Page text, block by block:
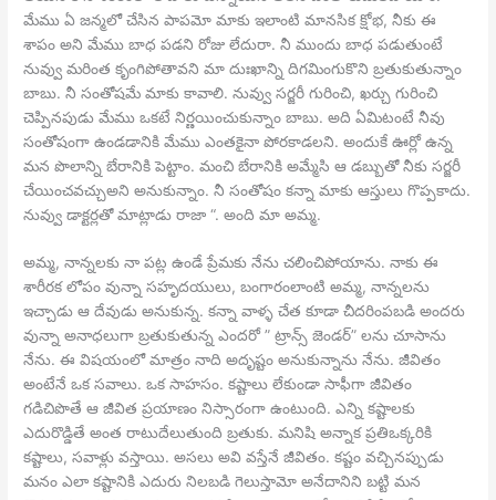
మేము ఏ జన్మలో చేసిన పాపమో మాకు ఇలాంటి మానసిక క్షోభ, నీకు ఈ
శాపం అని మేము బాధ పడని రోజు లేదురా. నీ ముందు బాధ పడుతుంటే
నువ్వు మరింత కృంగిపోతావని మా దుఃఖాన్ని దిగమింగుకొని బ్రతుకుతున్నాం
బాబు. నీ సంతోషమే మాకు కావాలి. నువ్వు సర్జరీ గురించి, ఖర్చు గురించి
చెప్పినపుడు మేము ఒకటే నిర్ణయించుకున్నాం బాబు. అది ఏమిటంటే నీవు
సంతోషంగా ఉండడానికి మేము ఎంతకైనా పోరకాడలని. అందుకే ఊర్లో ఉన్న
మన పొలాన్ని బేరానికి పెట్టాం. మంచి బేరానికి అమ్మేసి ఆ డబ్బుతో నీకు సర్జరీ
చేయించవచ్చుఅని అనుకున్నాం. నీ సంతోషం కన్నా మాకు ఆస్తులు గొప్పకాదు.
నువ్వు డాక్టర్లతో మాట్లాడు రాజా “. అంది మా అమ్మ.
అమ్మ, నాన్నలకు నా పట్ల ఉండే ప్రేమకు నేను చలించిపోయాను. నాకు ఈ
శారీరక లోపం వున్నా సహృదయులు, బంగారంలాంటి అమ్మ, నాన్నలను
ఇచ్చాడు ఆ దేవుడు అనుకున్న. కన్నా వాళ్ళ చేత కూడా చీదరింపబడి అందరు
వున్నా అనాధలుగా బ్రతుకుతున్న ఎందరో ” ట్రాన్స్ జెండర్” లను చూసాను
నేను. ఈ విషయంలో మాత్రం నాది అదృష్టం అనుకున్నాను నేను. జీవితం
అంటేనే ఒక సవాలు. ఒక సాహసం. కష్టాలు లేకుండా సాఫీగా జీవితం
గడిచిపొతే ఆ జీవిత ప్రయాణం నిస్సారంగా ఉంటుంది. ఎన్ని కష్టాలకు
ఎదురొడ్డితే అంత రాటుదేలుతుంది బ్రతుకు. మనిషి అన్నాక ప్రతిఒక్కరికి
కష్టాలు, సవాళ్లు వస్తాయి. అసలు అవి వస్తేనే జీవితం. కష్టం వచ్చినప్పుడు
మనం ఎలా కష్టానికి ఎదురు నిలబడి గెలుస్తామో అనేదానిని బట్టి మన